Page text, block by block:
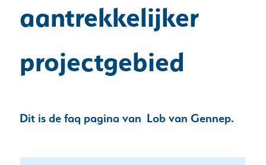
aantrekkelijker
projectgebied
Dit is de faq pagina van Lob van Gennep.